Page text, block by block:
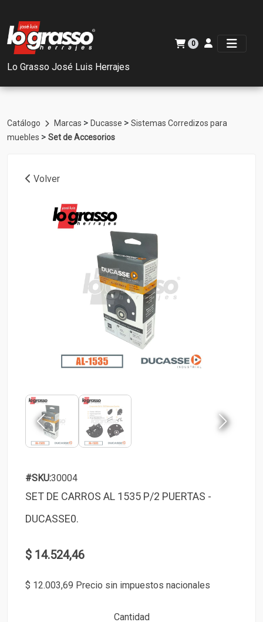
Lo Grasso José Luis Herrajes
0
Catálogo Marcas > Ducasse > Sistemas Corredizos para
muebles > Set de Accesorios
Volver
#SKU:30004
SET DE CARROS AL 1535 P/2 PUERTAS -
DUCASSE0.
$ 14.524,46
$ 12.003,69 Precio sin impuestos nacionales
Cantidad